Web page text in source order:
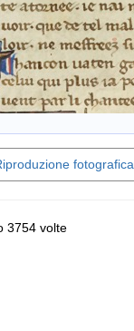
fotografica
3754 volte